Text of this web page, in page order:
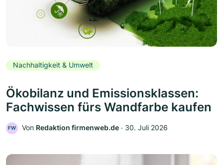
Nachhaltigkeit & Umwelt
Ökobilanz und Emissionsklassen:
Fachwissen fürs Wandfarbe kaufen
FW Von Redaktion firmenweb.de ‧ 30. Juli 2026